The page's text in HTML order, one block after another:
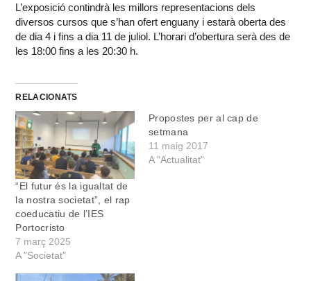
L’exposició contindrà les millors representacions dels
diversos cursos que s’han ofert enguany i estarà oberta des
de dia 4 i fins a dia 11 de juliol. L’horari d’obertura serà des de
les 18:00 fins a les 20:30 h.
RELACIONATS
“El futur és la igualtat de
la nostra societat”, el rap
coeducatiu de l’IES
Portocristo
7 març 2025
A "Societat"
Propostes per al cap de
setmana
11 maig 2017
A "Actualitat"